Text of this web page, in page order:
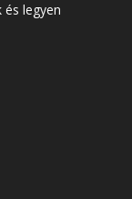
és legyen